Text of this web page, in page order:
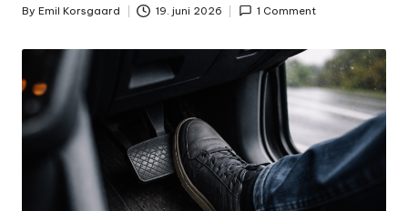
Posted
By Emil Korsgaard 19. juni 2026 1 Comment